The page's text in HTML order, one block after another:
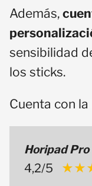
Además,
sensibilidad
los sticks.
Cuenta con
Horipad Pro
4,2/5